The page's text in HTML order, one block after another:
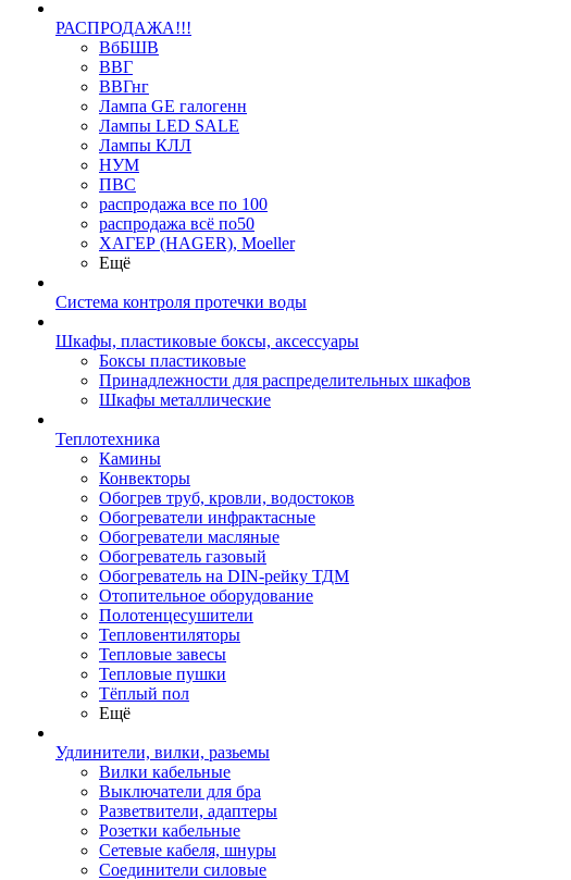
РАСПРОДАЖА!!!
ВбБШВ
ВВГ
ВВГнг
Лампа GE галогенн
Лампы LED SALE
Лампы КЛЛ
НУМ
ПВС
распродажа все по 100
распродажа всё по50
ХАГЕР (HAGER), Moeller
Ещё
Система контроля протечки воды
Шкафы, пластиковые боксы, аксессуары
Боксы пластиковые
Принадлежности для распределительных шкафов
Шкафы металлические
Теплотехника
Камины
Конвекторы
Обогрев труб, кровли, водостоков
Обогреватели инфрактасные
Обогреватели масляные
Обогреватель газовый
Обогреватель на DIN-рейку ТДМ
Отопительное оборудование
Полотенцесушители
Тепловентиляторы
Тепловые завесы
Тепловые пушки
Тёплый пол
Ещё
Удлинители, вилки, разьемы
Вилки кабельные
Выключатели для бра
Разветвители, адаптеры
Розетки кабельные
Сетевые кабеля, шнуры
Соединители силовые